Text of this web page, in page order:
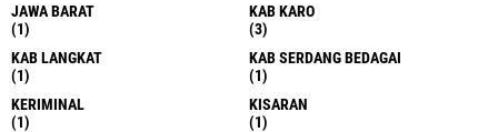
JAWA BARAT
(1)
KAB KARO
(3)
KAB LANGKAT
(1)
KAB SERDANG BEDAGAI
(1)
KERIMINAL
(1)
KISARAN
(1)